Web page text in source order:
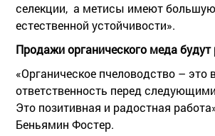
селекции, а метисы имеют
естественной устойчивости».
Продажи органического меда будут
«Органическое пчеловодство – это
ответственность перед
Это позитивная и радостная
Беньямин Фостер.